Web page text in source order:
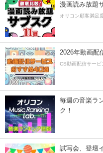
漫画読み放題
オリコン顧客満足
2026年動画配
CS動画配信サービ
毎週の音楽ラ
ク！
試写会、登壇